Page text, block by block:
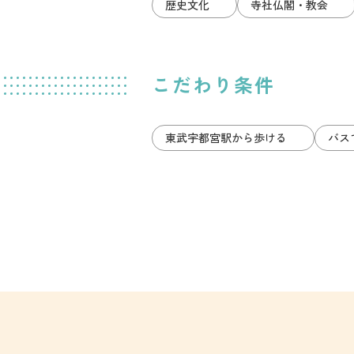
歴史文化 寺社仏閣・教会
こだわり条件
東武宇都宮駅から歩ける バス